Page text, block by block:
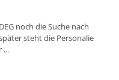
noch die Suche nach
steht die Personalie
...